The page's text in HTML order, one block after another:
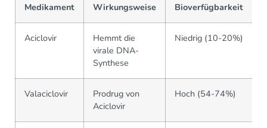
Medikament Wirkungsweise Bioverfügbarkeit
Aciclovir
Hemmt die
virale DNA-
Synthese
Niedrig (10-20%)
Valaciclovir
Prodrug von
Aciclovir
Hoch (54-74%)